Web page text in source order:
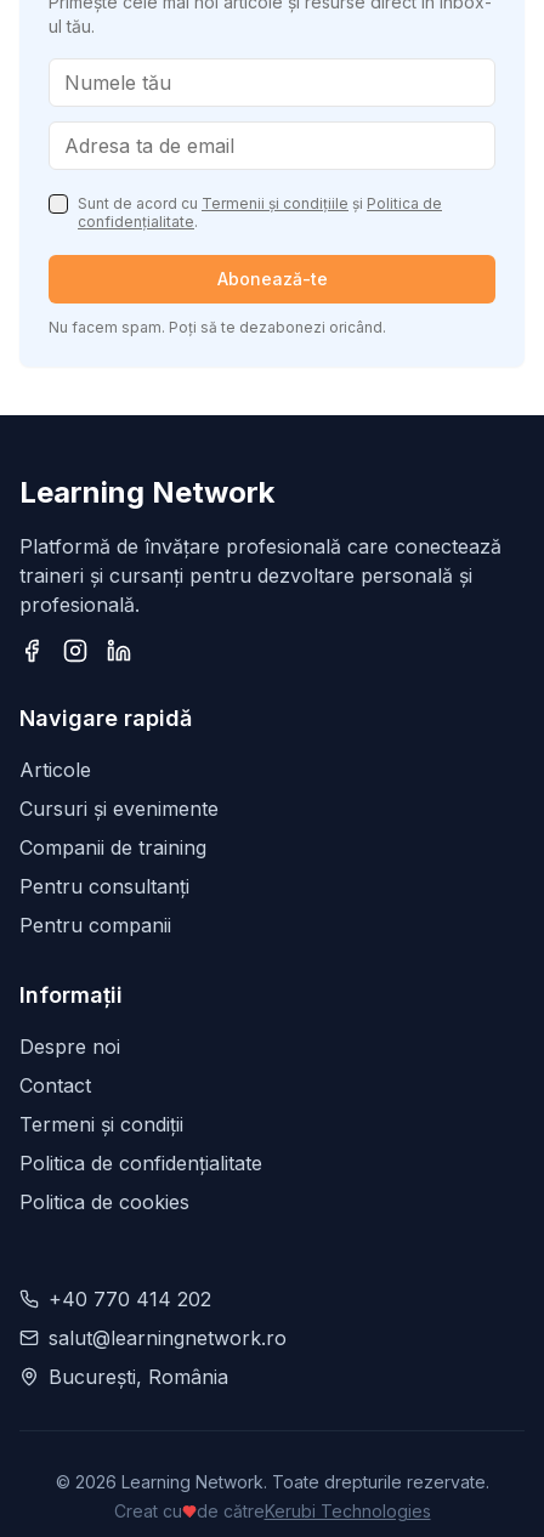
ul tău.
Sunt de acord cu Termenii și condițiile și Politica de
confidențialitate.
Abonează-te
Nu facem spam. Poți să te dezabonezi oricând.
Learning Network
Platformă de învățare profesională care conectează
traineri și cursanți pentru dezvoltare personală și
profesională.
Navigare rapidă
Articole
Cursuri și evenimente
Companii de training
Pentru consultanți
Pentru companii
Informații
Despre noi
Contact
Termeni și condiții
Politica de confidențialitate
Politica de cookies
+40 770 414 202
salut@learningnetwork.ro
București, România
© 2026 Learning Network. Toate drepturile rezervate.
Creat cu
de cătreKerubi Technologies